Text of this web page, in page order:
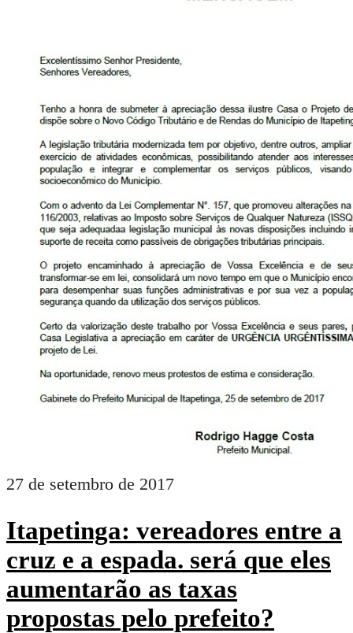
27 de setembro de 2017
Itapetinga: vereadores entre a
cruz e a espada. será que eles
aumentarão as taxas
propostas pelo prefeito?